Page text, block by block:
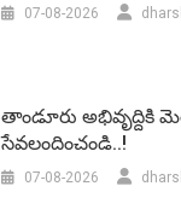
07-08-2026
తాండూరు అభివృద్దికి
సేవలందించండి..!
07-08-2026